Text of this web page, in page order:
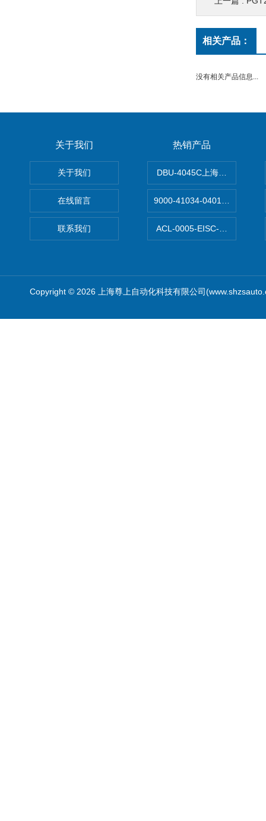
相关产品：
没有相关产品信息...
关于我们
关于我们
在线留言
联系我们
热销产品
DBU-4045C上海鹰峰制动单
9000-41034-0401000穆尔
ACL-0005-EISC-E2M8C上海
Copyright © 2026 上海尊上自动化科技有限公司